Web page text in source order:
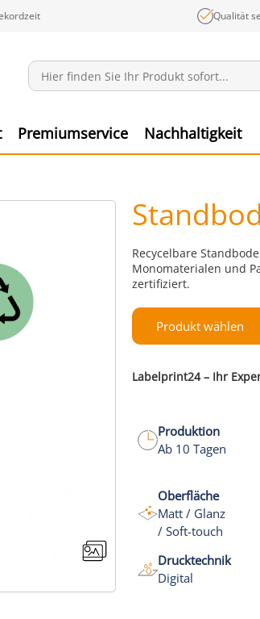
Qualität
Premiumservice Nachhaltigkeit
Recycelbare
Monomaterialen und
zertifiziert.
Produkt wählen
Labelprint24 – Ihr
Produktion
Ab 10 Tagen
Oberfläche
Matt / Glanz
/ Soft-touch
Drucktechnik
Digital